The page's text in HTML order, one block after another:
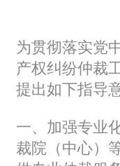
为贯彻落实党
产权纠纷仲裁
提出如下指导
一、加强专业
裁院（中心）